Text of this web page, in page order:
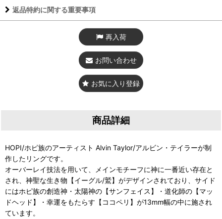
返品特約に関する重要事項
再入荷
お問い合わせ
お気に入り登録
商品詳細
HOPI/ホピ族のアーティスト Alvin Taylor/アルビン・テイラーが制
作したリングです。
オーバーレイ技法を用いて、メインモチーフに神に一番近い存在と
され、神聖な生き物【イーグル/鷲】がデザインされており、サイド
にはホピ族の創造神・太陽神の【サンフェイス】・道化師の【マッ
ドヘッド】・幸運をもたらす【ココペリ】が13mm幅の中に施され
ています。